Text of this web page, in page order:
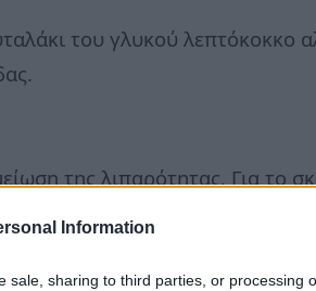
Information
sale, sharing to third parties, or processing
του γλυκού λεπτόκοκκο
της λιπαρότητας. Για το
του γλυκού αλάτι
λειτουργεί ως μια τονωτική